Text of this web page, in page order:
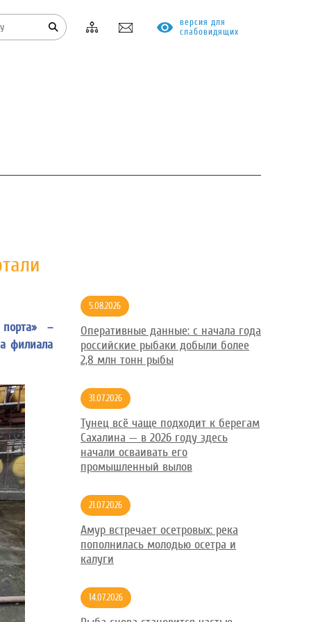
версия для
слабовидящих
–
филиала
5.08.2026
Оперативные данные: с начала года
российские рыбаки добыли более
2,8 млн тонн рыбы
31.07.2026
Тунец всё чаще подходит к берегам
Сахалина — в 2026 году здесь
начали осваивать его
промышленный вылов
21.07.2026
Амур встречает осетровых: река
пополнилась молодью осетра и
калуги
14.07.2026